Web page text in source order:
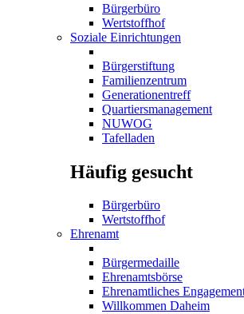
Bürgerbüro
Wertstoffhof
Soziale Einrichtungen
Bürgerstiftung
Familienzentrum
Generationentreff
Quartiersmanagement
NUWOG
Tafelladen
Häufig gesucht
Bürgerbüro
Wertstoffhof
Ehrenamt
Bürgermedaille
Ehrenamtsbörse
Ehrenamtliches
Willkommen Daheim